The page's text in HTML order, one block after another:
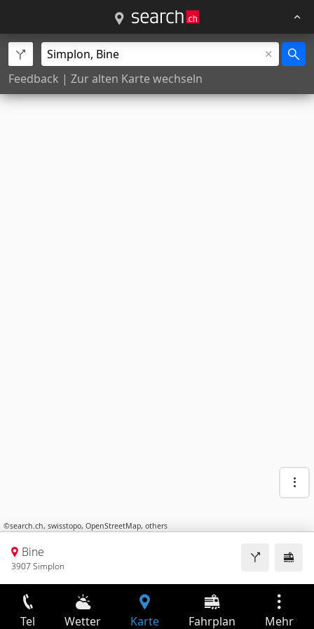
Feedback | Zur alten Karte wechseln
©search.ch, swisstopo, OpenStreetMap, others
Bine
3907 Simplon
Tel Wetter Karte Fahrplan Mehr